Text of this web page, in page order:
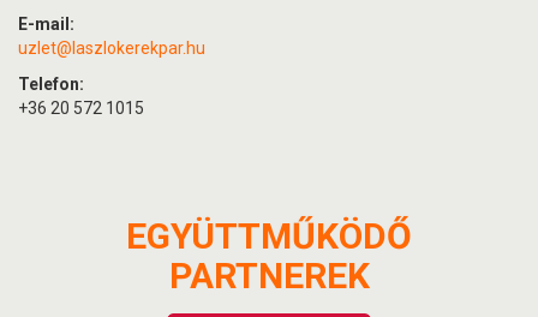
E-mail:
uzlet@laszlokerekpar.hu
Telefon:
+36 20 572 1015
EGYÜTTMŰKÖDŐ
PARTNEREK